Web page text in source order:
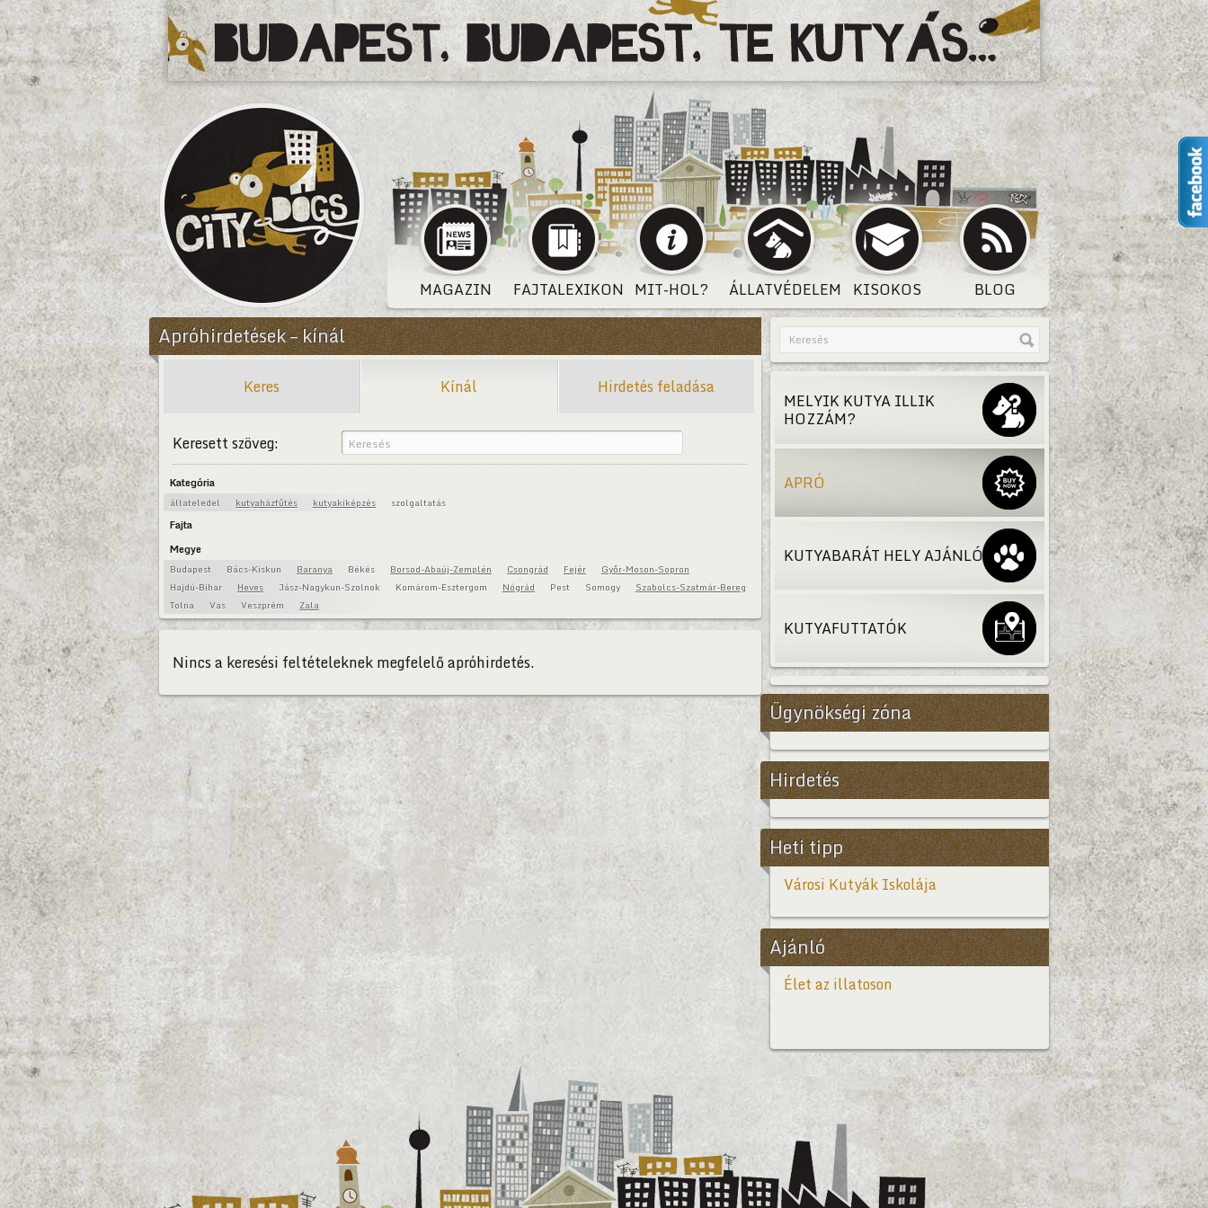
CityDogs
MAGAZIN FAJTALEXIKON MIT-HOL? ÁLLATVÉDELEM KISOKOS BLOG
Apróhirdetések – kínál
Keres Kínál Hirdetés feladása
Keresett szöveg:
Kategória
állateledel kutyaházfűtés kutyakiképzés szolgaltatás
Fajta
Megye
Budapest Bács-Kiskun Baranya Békés Borsod-Abaúj-Zemplén Csongrád Fejér
Győr-Moson-Sopron
Hajdú-Bihar
Heves Jász-Nagykun-Szolnok Komárom-Esztergom Nógrád Pest Somogy
Szabolcs-Szatmár-Bereg
Tolna
Vas Veszprém Zala
Nincs a keresési feltételeknek megfelelő apróhirdetés.
MELYIK KUTYA ILLIK
HOZZÁM?
APRÓ
KUTYABARÁT HELY AJÁNLÓ
KUTYAFUTTATÓK
Ügynökségi zóna
Hirdetés
Heti tipp
Városi Kutyák Iskolája
Ajánló
Élet az illatoson